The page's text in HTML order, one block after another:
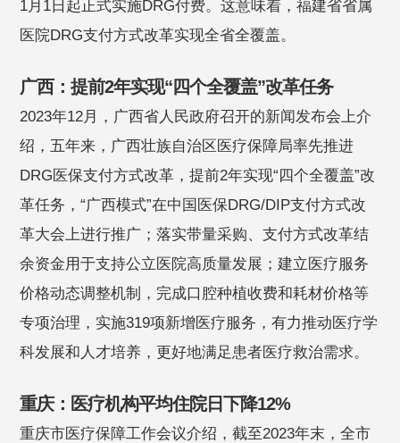
1月1日起正式实施DRG付费。这意味着，福建省省属
医院DRG支付方式改革实现全省全覆盖。
广西：提前2年实现“四个全覆盖”改革任务
2023年12月，广西省人民政府召开的新闻发布会上介
绍，五年来，广西壮族自治区医疗保障局率先推进
DRG医保支付方式改革，提前2年实现“四个全覆盖”改
革任务，“广西模式”在中国医保DRG/DIP支付方式改
革大会上进行推广；落实带量采购、支付方式改革结
余资金用于支持公立医院高质量发展；建立医疗服务
价格动态调整机制，完成口腔种植收费和耗材价格等
专项治理，实施319项新增医疗服务，有力推动医疗学
科发展和人才培养，更好地满足患者医疗救治需求。
重庆：医疗机构平均住院日下降12%
重庆市医疗保障工作会议介绍，截至2023年末，全市